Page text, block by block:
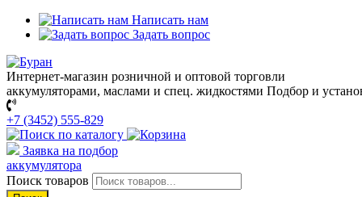
Написать нам
Задать вопрос
Интернет-магазин розничной и оптовой торговли
аккумуляторами, маслами и спец. жидкостями Подбор и
+7 (3452) 555-829
Заявка на подбор
аккумулятора
Поиск товаров